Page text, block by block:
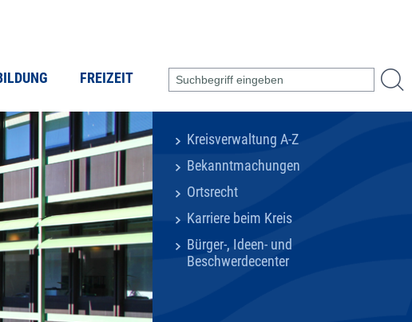
FREIZEIT
Kreisverwaltung A-Z
Bekanntmachungen
Ortsrecht
Karriere beim Kreis
Bürger-, Ideen- und
Beschwerdecenter